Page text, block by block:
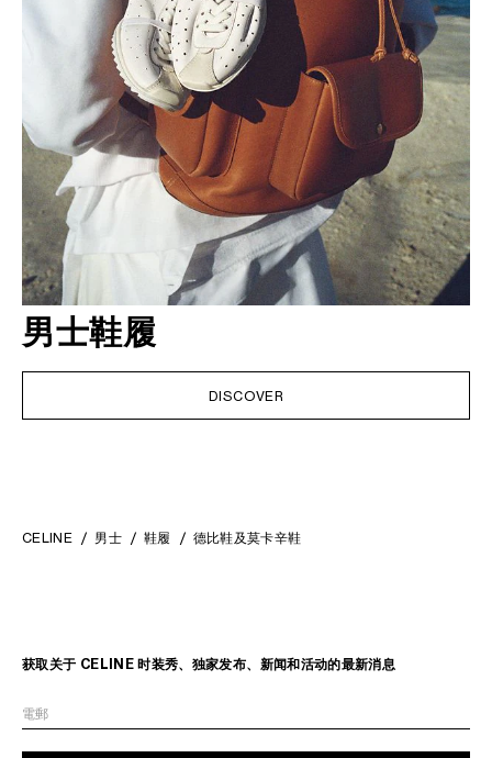
男士鞋履
DISCOVER
CELINE 男士 鞋履 德比鞋及莫卡辛鞋
获取关于 CELINE 时装秀、独家发布、新闻和活动的最新消息
電郵